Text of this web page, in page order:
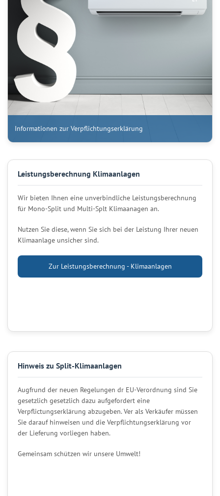
Informationen zur Verpflichtungserklärung
Leistungsberechnung Klimaanlagen
Wir bieten Ihnen eine unverbindliche Leistungsberechnung
für Mono-Split und Multi-Splt Klimaanagen an.
Nutzen Sie diese, wenn Sie sich bei der Leistung Ihrer neuen
Klimaanlage unsicher sind.
Zur Leistungsberechnung - Klimaanlagen
Hinweis zu Split-Klimaanlagen
Augfrund der neuen Regelungen dr EU-Verordnung sind Sie
gesetzlich gesetzlich dazu aufgefordert eine
Verpflictungserklärung abzugeben. Ver als Verkäufer müssen
Sie darauf hinweisen und die Verpflichtungserklärung vor
der Lieferung vorliegen haben.
Gemeinsam schützen wir unsere Umwelt!